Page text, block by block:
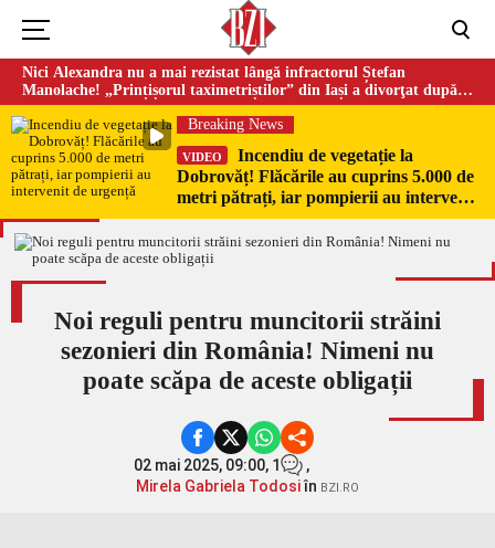
Nici Alexandra nu a mai rezistat lângă infractorul Ștefan
Manolache! „Prințișorul taximetriștilor” din Iași a divorţat după
doi ani de căsnicie
Breaking News
VIDEO
Incendiu de vegetație la
Dobrovăț! Flăcările au cuprins 5.000 de
metri pătrați, iar pompierii au intervenit
de urgență
Noi reguli pentru muncitorii străini
sezonieri din România! Nimeni nu
poate scăpa de aceste obligații
02 mai 2025, 09:00, 1
,
Mirela Gabriela Todosiîn BZI.RO